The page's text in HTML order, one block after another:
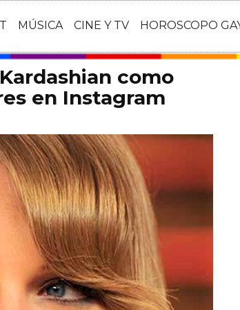
MÚSICA CINE Y TV HOROSCOPO
como
en Instagram